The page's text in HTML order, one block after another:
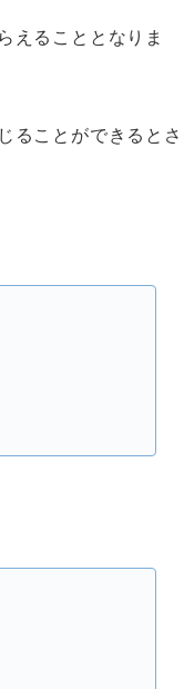
えることとなりま
ることができるとさ